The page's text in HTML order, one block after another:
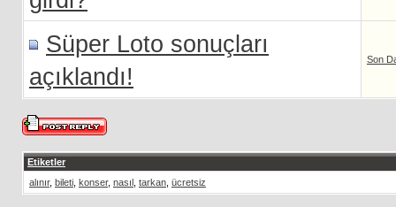
Süper Loto sonuçları
açıklandı!
Son
Etiketler
alınır, bileti konser, nasıl tarkan ücretsiz